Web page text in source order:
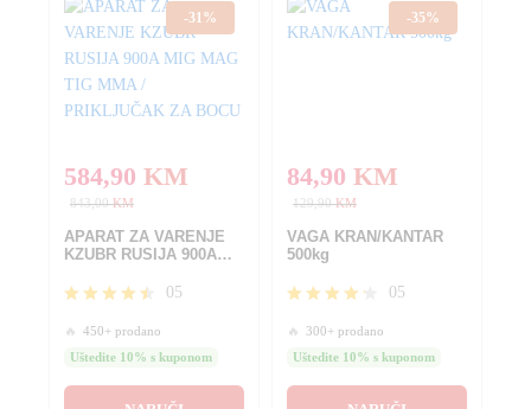
-31 %
584,90 KM
843,00KM
APARAT ZA VARENJE
KZUBR RUSIJA 900A
PRIKLJUČAK ZA BOCU
4.40
od 5
05
🔥 450+ prodano
Uštedite 10% s kuponom
-35%
84,90 KM
129,90KM
VAGA KRAN/KANTAR
500kg
4.20
od 5
05
🔥 300+ prodano
Uštedite 10% s kuponom